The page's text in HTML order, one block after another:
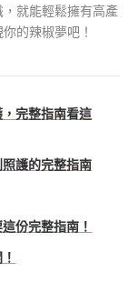
就能輕鬆擁有高產
的辣椒夢吧！
完整指南看這
護的完整指南
份完整指南！